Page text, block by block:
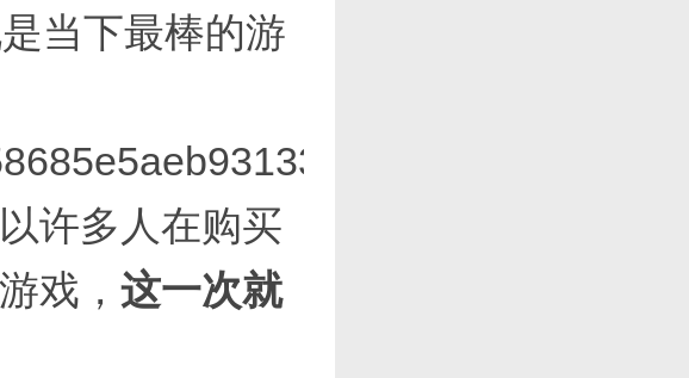
当下最棒的游
许多人在购买
戏， 这一次就